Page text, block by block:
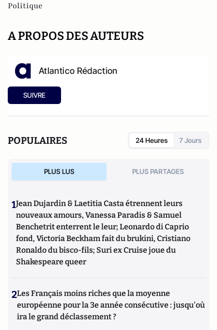
Politique
A PROPOS DES AUTEURS
Atlantico Rédaction
SUIVRE
POPULAIRES 24 Heures 7 Jours
PLUS LUS PLUS PARTAGES
1Jean Dujardin & Laetitia Casta étrennent leurs
nouveaux amours, Vanessa Paradis & Samuel
Benchetrit enterrent le leur; Leonardo di Caprio
fond, Victoria Beckham fait du brukini, Cristiano
Ronaldo du bisco-fils; Suri ex Cruise joue du
Shakespeare queer
2Les Français moins riches que la moyenne
européenne pour la 3e année consécutive : jusqu'où
ira le grand déclassement ?